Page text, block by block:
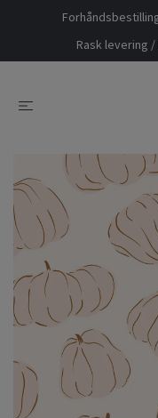
Rask levering